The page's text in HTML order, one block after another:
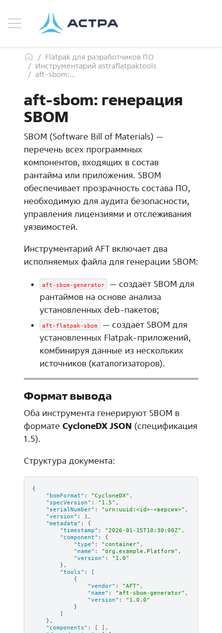
Flatpak для разработчиков ПО
Инструментарий astraflatpaktools
aft-sbom:...
aft-sbom: генерация
SBOM
SBOM (Software Bill of Materials) —
перечень всех программных
компонентов, входящих в состав
рантайма или приложения. SBOM
обеспечивает прозрачность состава ПО,
необходимую для аудита безопасности,
управления лицензиями и отслеживания
уязвимостей.
Инструментарий AFT включает два
исполняемых файла для генерации SBOM:
aft-sbom-generator
— создаёт SBOM для
рантаймов на основе анализа
установленных deb-пакетов;
aft-flatpak-sbom
— создаёт SBOM для
установленных Flatpak-приложений,
комбинируя данные из нескольких
источников (каталогизаторов).
Формат вывода
Оба инструмента генерируют SBOM в
формате CycloneDX JSON (спецификация
1.5).
Структура документа:
{
"bomFormat" : "CycloneDX" ,
"specVersion" : "1.5" ,
"serialNumber" : "urn:uuid:<id>-<версия>" ,
"version" : 1 ,
"metadata" :
{
"timestamp" : "2026-01-15T10:30:00Z" ,
"component" :
{
"type" : "container" ,
"name" : "org.example.Platform" ,
"version" :
"1.0"
},
"tools" :
[
{
"vendor" : "AFT" ,
"name" : "aft-sbom-generator" ,
"version" :
"1.0.0"
}
]
},
"components" : [
],